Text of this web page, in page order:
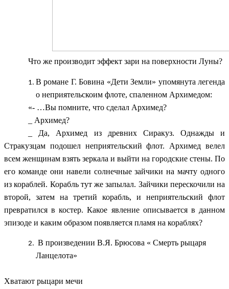
Что же производит эффект зари на поверхности Луны?
В романе Г. Бовина «Дети Земли» упомянута легенда
о неприятельскоим флоте, спаленном Архимедом:
«- …Вы помните, что сделал Архимед?
_ Архимед?
_ Да, Архимед из древних Сиракуз. Однажды и
Стракузцам подошел неприятельский флот. Архимед велел
всем женщинам взять зеркала и выйти на городские стены. По
его команде они навели солнечные зайчики на мачту одного
из кораблей. Корабль тут же запылал. Зайчики перескочили на
второй, затем на третий корабль, и неприятельский флот
превратился в костер. Какое явление описывается в данном
эпизоде и каким образом появляется пламя на кораблях?
В произведении В.Я. Брюсова « Смерть рыцаря
Ланцелота»
Хватают рыцари мечи